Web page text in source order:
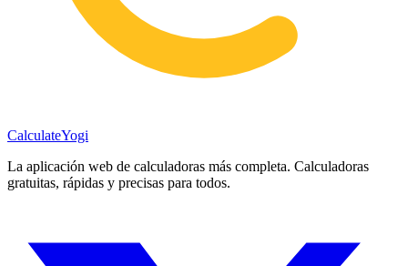
CalculateYogi
La aplicación web de calculadoras más completa. Calculadoras
gratuitas, rápidas y precisas para todos.